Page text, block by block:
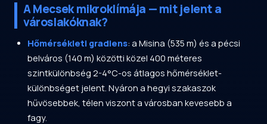
A Mecsek mikroklímája — mit jelent a
városlakóknak?
Hőmérsékleti gradiens: a Misina (535 m) és a pécsi
belváros (140 m) közötti közel 400 méteres
szintkülönbség 2-4°C-os átlagos hőmérséklet-
különbséget jelent. Nyáron a hegyi szakaszok
hűvösebbek, télen viszont a városban kevesebb a
fagy.